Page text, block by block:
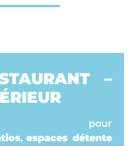
–
pour
,espaces détente